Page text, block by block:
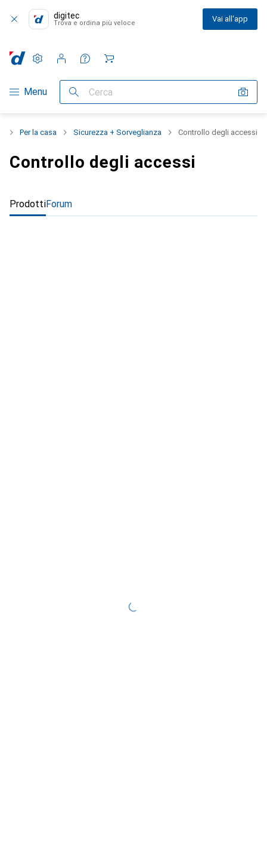
digitec
Trova e ordina più veloce Vai all'app
Categoria Navigazione
Menu Cerca
Impostazioni
Conto cliente
Liste di confronto
Liste dei desideri
Carrello
Per la casa Sicurezza + Sorveglianza Controllo degli accessi
Controllo degli accessi
ProdottiForum